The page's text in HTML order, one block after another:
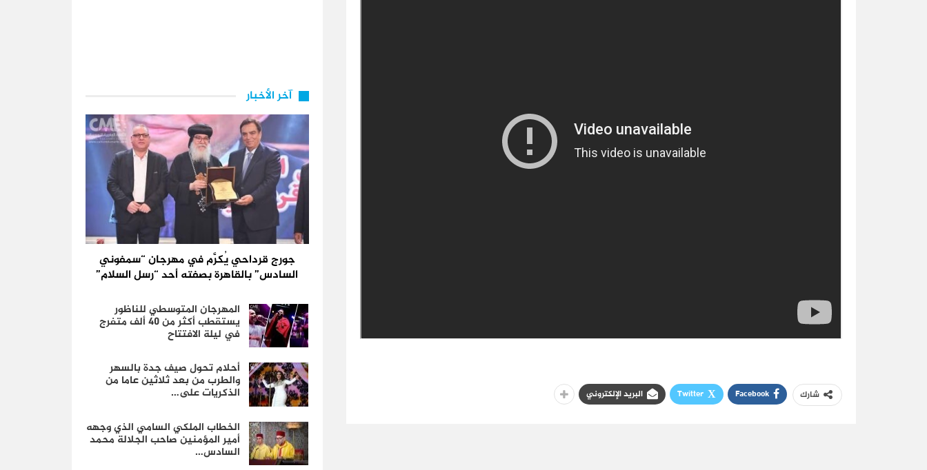
شارك Facebook
Twitter البريد الإلكتروني
آخر الأخبار
جورج قرداحي يُكرَّم في مهرجان “سمفوني
السادس” بالقاهرة بصفته أحد “رسل السلام”
المهرجان المتوسطي للناظور
يستقطب أكثر من 40 ألف متفرج
في ليلة الافتتاح
أحلام تحول صيف جدة بالسهر
والطرب من بعد ثلاثين عاما من
الذكريات على…
الخطاب الملكي السامي الذي وجهه
أمير المؤمنين صاحب الجلالة محمد
السادس…